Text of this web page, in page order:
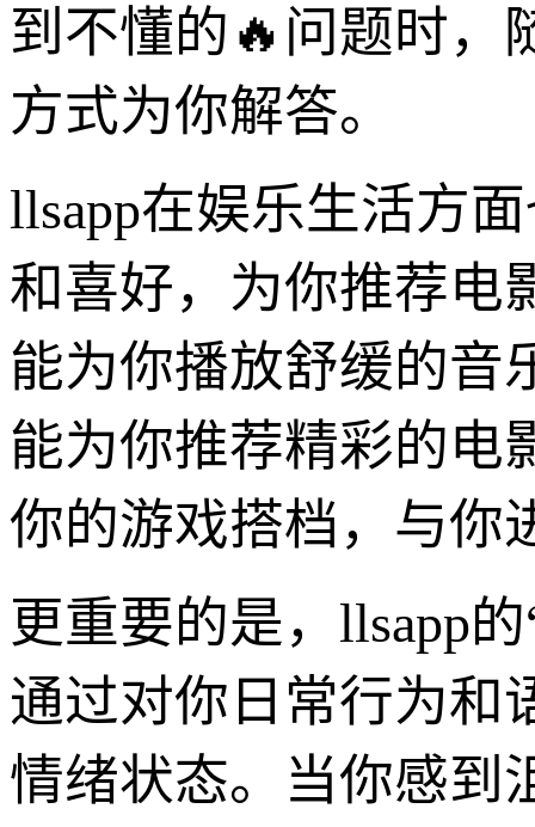
到不懂的🔥问题时，
方式为你解答。
llsapp在娱乐生活方
和喜好，为你推荐电
能为你播放舒缓的音
能为你推荐精彩的电
你的游戏搭档，与你
更重要的是，llsapp
通过对你日常行为和
情绪状态。当你感到